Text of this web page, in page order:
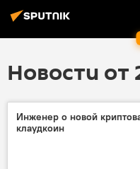
Новости от
Инженер о новой
клаудкоин